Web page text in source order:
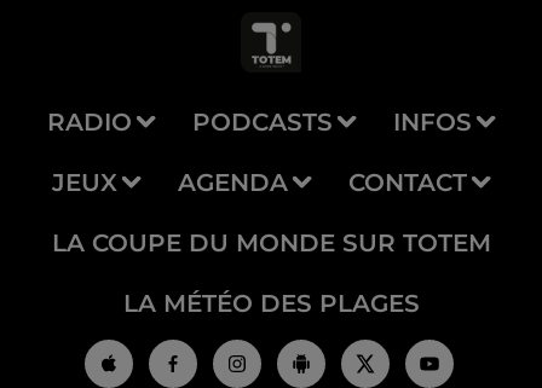
RADIO PODCASTS INFOS
JEUX AGENDA CONTACT
LA COUPE DU MONDE SUR TOTEM
LA MÉTÉO DES PLAGES